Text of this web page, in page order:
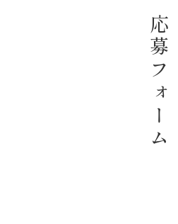
応募フォーム